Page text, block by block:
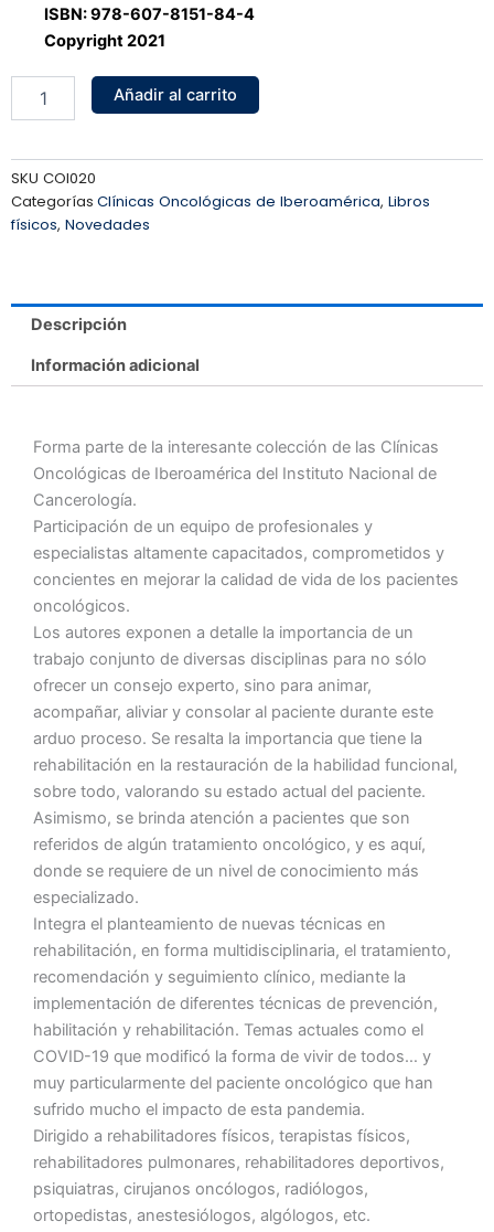
ISBN: 978-607-8151-84-4
Copyright 2021
REHABILITACIÓN
FÍSICA
Añadir al carrito
SKU COI020
Categorías Clínicas Oncológicas de Iberoamérica, Libros
físicos, Novedades
Descripción
Información adicional
Forma parte de la interesante colección de las Clínicas
Oncológicas de Iberoamérica del Instituto Nacional de
Cancerología.
Participación de un equipo de profesionales y
especialistas altamente capacitados, comprometidos y
concientes en mejorar la calidad de vida de los pacientes
oncológicos.
Los autores exponen a detalle la importancia de un
trabajo conjunto de diversas disciplinas para no sólo
ofrecer un consejo experto, sino para animar,
acompañar, aliviar y consolar al paciente durante este
arduo proceso. Se resalta la importancia que tiene la
rehabilitación en la restauración de la habilidad funcional,
sobre todo, valorando su estado actual del paciente.
Asimismo, se brinda atención a pacientes que son
referidos de algún tratamiento oncológico, y es aquí,
donde se requiere de un nivel de conocimiento más
especializado.
Integra el planteamiento de nuevas técnicas en
rehabilitación, en forma multidisciplinaria, el tratamiento,
recomendación y seguimiento clínico, mediante la
implementación de diferentes técnicas de prevención,
habilitación y rehabilitación. Temas actuales como el
COVID-19 que modificó la forma de vivir de todos… y
muy particularmente del paciente oncológico que han
sufrido mucho el impacto de esta pandemia.
Dirigido a rehabilitadores físicos, terapistas físicos,
rehabilitadores pulmonares, rehabilitadores deportivos,
psiquiatras, cirujanos oncólogos, radiólogos,
ortopedistas, anestesiólogos, algólogos, etc.